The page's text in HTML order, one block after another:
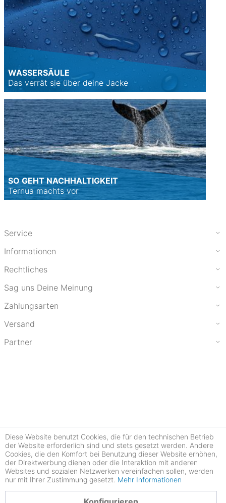
WASSERSÄULE
Das verrät sie über deine Jacke
SO GEHT NACHHALTIGKEIT
Ternua machts vor
Service
Informationen
Rechtliches
Sag uns Deine Meinung
Zahlungsarten
Versand
Partner
Diese Website benutzt Cookies, die für den technischen Betrieb
der Website erforderlich sind und stets gesetzt werden. Andere
Cookies, die den Komfort bei Benutzung dieser Website erhöhen,
der Direktwerbung dienen oder die Interaktion mit anderen
Websites und sozialen Netzwerken vereinfachen sollen, werden
nur mit Ihrer Zustimmung gesetzt. Mehr Informationen